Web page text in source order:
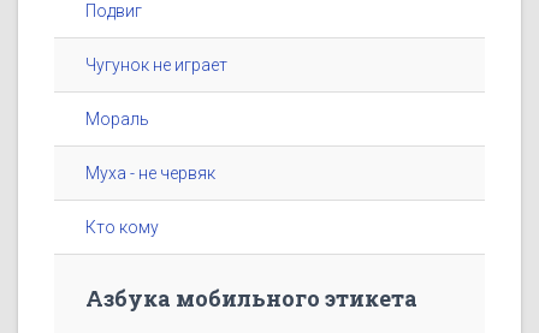
Подвиг
Чугунок не играет
Мораль
Муха - не червяк
Кто кому
Азбука мобильного этикета